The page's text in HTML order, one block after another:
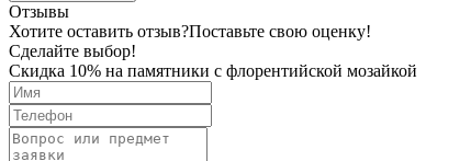
Отзывы
Хотите оставить отзыв?Поставьте свою оценку!
Сделайте выбор!
Скидка 10% на памятники с флорентийской мозайкой